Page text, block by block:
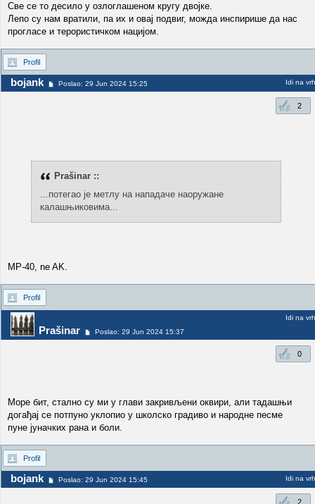
Све се то десило у озлоглашеном кругу двојке.
Лепо су нам вратили, па их и овај подвиг, можда инспирише да нас
прогласе и терористичком нацијом.
Profil
bojank Poslao: 29 Jun 2024 15:25 Idi na vrh
2
Prašinar ::
...потегао је метлу на нападаче наоружане
калашњиковима...
MP-40, ne AK.
Profil
Prašinar Poslao: 29 Jun 2024 15:37
Idi na vrh
0
Море бит, стално су ми у глави закривљени оквири, али тадашњи
догађај се потпуно уклопио у школско градиво и народне песме
пуне јуначких рана и боли.
Profil
bojank Poslao: 29 Jun 2024 15:45 Idi na vrh
2